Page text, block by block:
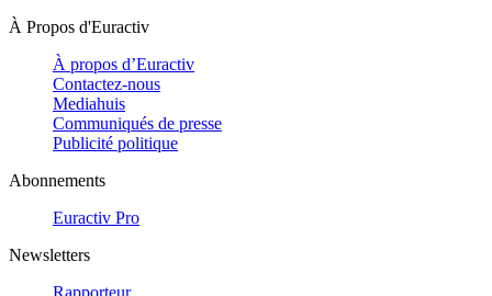
À Propos d'Euractiv
À propos d’Euractiv
Contactez-nous
Mediahuis
Communiqués de presse
Publicité politique
Abonnements
Euractiv Pro
Newsletters
Rapporteur